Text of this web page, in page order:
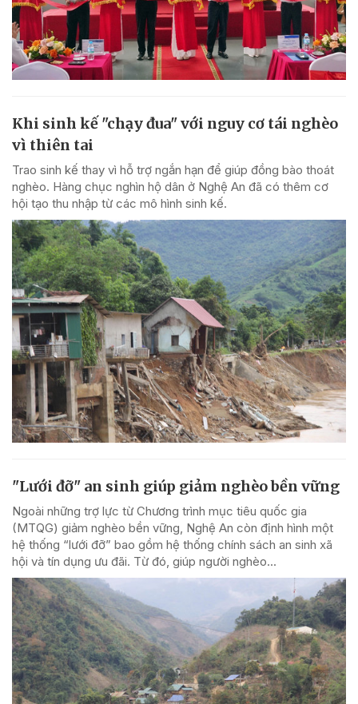
Khi sinh kế "chạy đua" với nguy cơ tái nghèo
vì thiên tai
Trao sinh kế thay vì hỗ trợ ngắn hạn để giúp đồng bào thoát
nghèo. Hàng chục nghìn hộ dân ở Nghệ An đã có thêm cơ
hội tạo thu nhập từ các mô hình sinh kế.
"Lưới đỡ" an sinh giúp giảm nghèo bền vững
Ngoài những trợ lực từ Chương trình mục tiêu quốc gia
(MTQG) giảm nghèo bền vững, Nghệ An còn định hình một
hệ thống “lưới đỡ” bao gồm hệ thống chính sách an sinh xã
hội và tín dụng ưu đãi. Từ đó, giúp người nghèo...